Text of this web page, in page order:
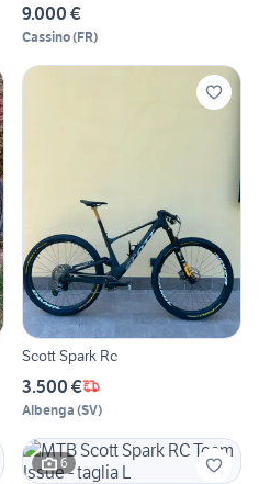
9.000 €
Cassino(FR)
Scott Spark Rc
3.500 €
Albenga (SV)
6